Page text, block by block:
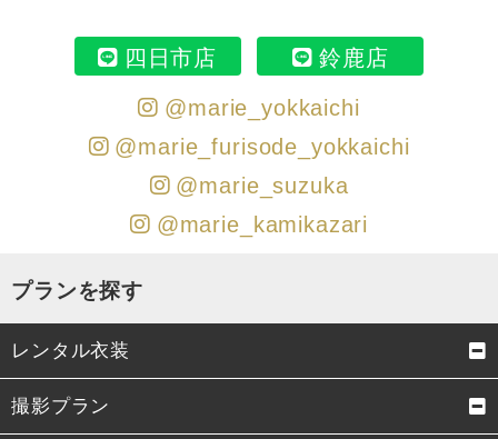
四日市店
鈴鹿店
@marie_yokkaichi
@marie_furisode_yokkaichi
@marie_suzuka
@marie_kamikazari
プランを探す
レンタル衣装
成人式振袖
撮影プラン